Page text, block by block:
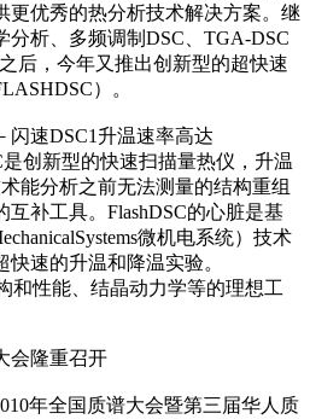
更优秀的热分析技术解决方案。继
分析、多频调制DSC、TGA-DSC
后，今年又推出创新型的超快速
）。
速DSC1升温速率高达
是创新型的快速扫描量热仪，升温
能分析之前无法测量的结构重组
补工具。FlashDSC的心脏是基
微机电系统）技术
速的升温和降温实验。
和性能、结晶动力学等的理想工
隆重召开
年全国质谱大会暨第三届华人质